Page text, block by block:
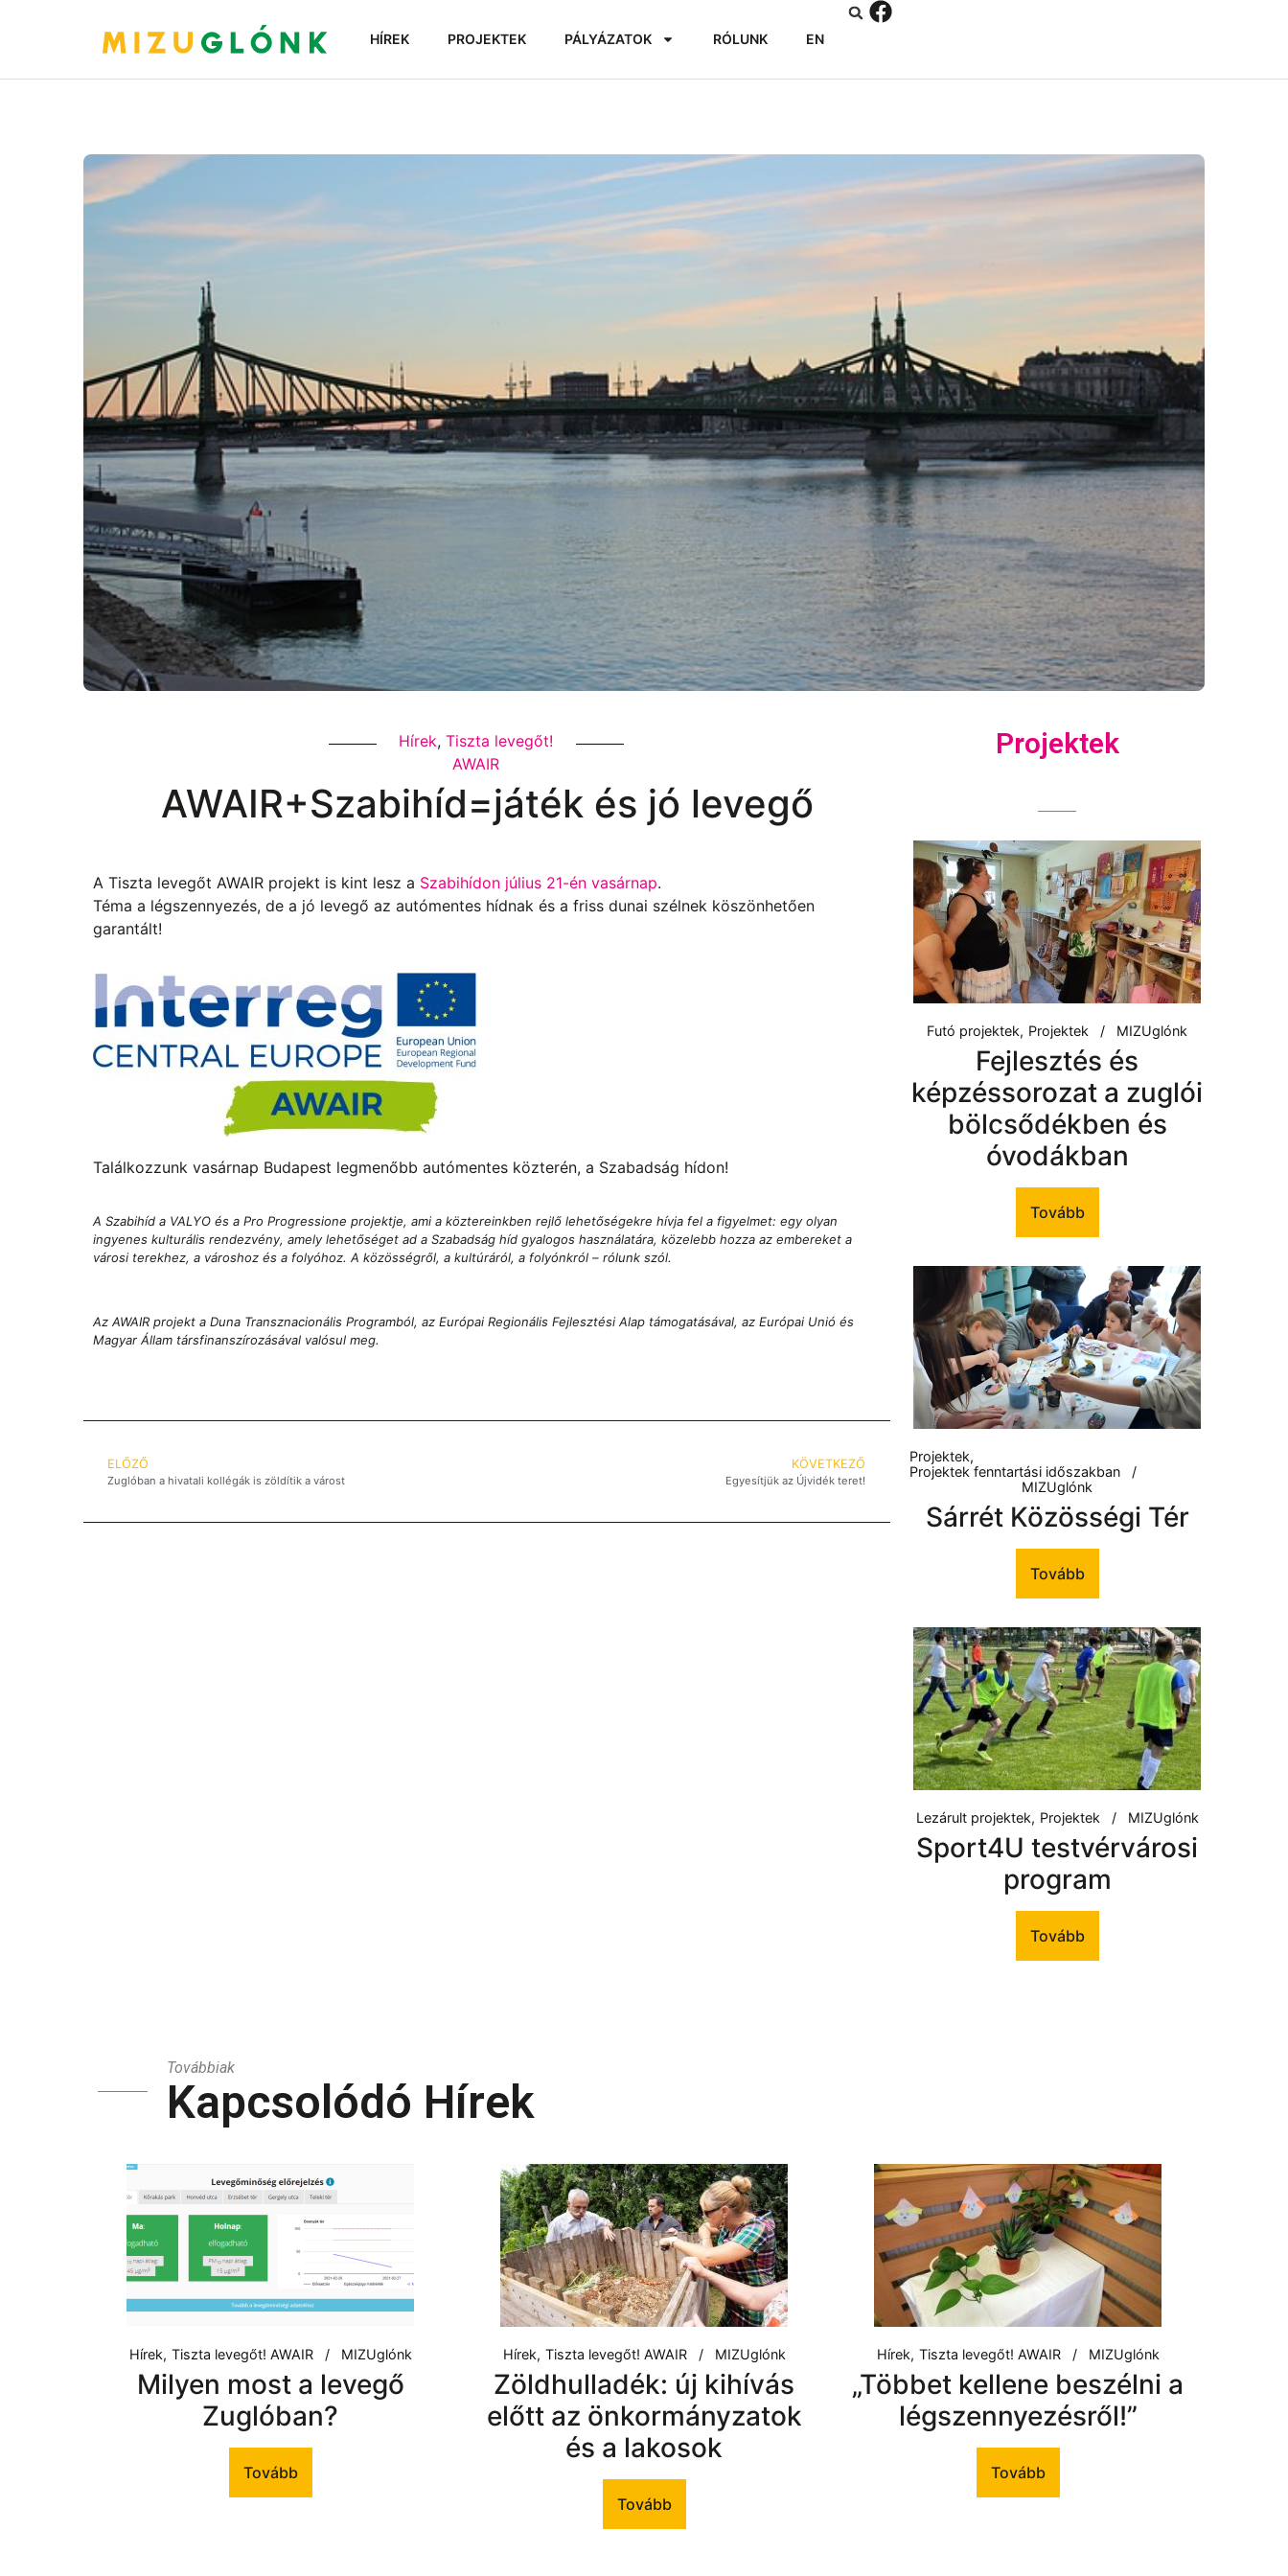
HÍREK PROJEKTEK PÁLYÁZATOK RÓLUNK EN
Hírek,Tiszta levegőt!
AWAIR
AWAIR+Szabihíd=játék és jó levegő
A Tiszta levegőt AWAIR projekt is kint lesz a Szabihídon július 21-én vasárnap.
Téma a légszennyezés, de a jó levegő az autómentes hídnak és a friss dunai szélnek köszönhetően
garantált!
Találkozzunk vasárnap Budapest legmenőbb autómentes közterén, a Szabadság hídon!
A Szabihíd a VALYO és a Pro Progressione projektje, ami a köztereinkben rejlő lehetőségekre hívja fel a figyelmet: egy olyan
ingyenes kulturális rendezvény, amely lehetőséget ad a Szabadság híd gyalogos használatára, közelebb hozza az embereket a
városi terekhez, a városhoz és a folyóhoz. A közösségről, a kultúráról, a folyónkról – rólunk szól.
Az AWAIR projekt a Duna Transznacionális Programból, az Európai Regionális Fejlesztési Alap támogatásával, az Európai Unió és
Magyar Állam társfinanszírozásával valósul meg.
ELŐZŐ
Zuglóban a hivatali kollégák is zöldítik a várost
KÖVETKEZŐ
Egyesítjük az Újvidék teret!
Projektek
Futó projektek Projektek MIZUglónk
Fejlesztés és
képzéssorozat a zuglói
bölcsődékben és
óvodákban
Tovább
Projektek
Projektek fenntartási időszakban
MIZUglónk
Sárrét Közösségi Tér
Tovább
Lezárult projektek Projektek MIZUglónk
Sport4U testvérvárosi
program
Tovább
Továbbiak
Kapcsolódó Hírek
Hírek Tiszta levegőt! AWAIR MIZUglónk
Milyen most a levegő
Zuglóban?
Tovább
Hírek Tiszta levegőt! AWAIR MIZUglónk
Zöldhulladék: új kihívás
előtt az önkormányzatok
és a lakosok
Tovább
Hírek Tiszta levegőt! AWAIR MIZUglónk
„Többet kellene beszélni a
légszennyezésről!”
Tovább